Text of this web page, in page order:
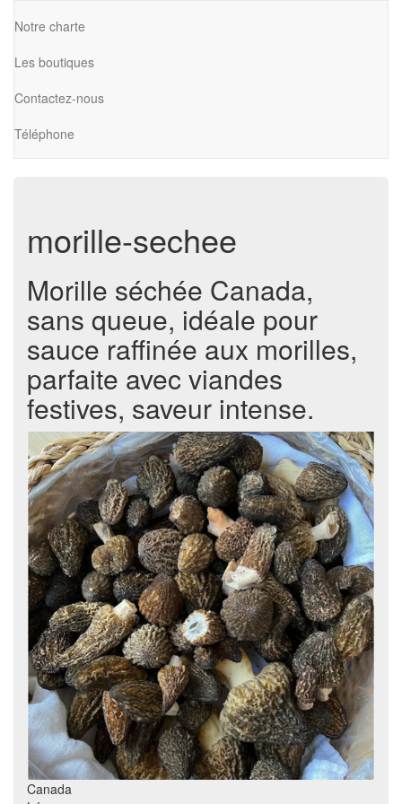
Notre charte
Les boutiques
Contactez-nous
Téléphone
morille-sechee
Morille séchée Canada,
sans queue, idéale pour
sauce raffinée aux morilles,
parfaite avec viandes
festives, saveur intense.
Canada